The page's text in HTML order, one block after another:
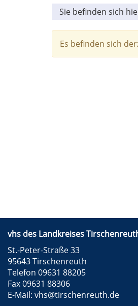
Sie befinden sich
Es befinden sich
vhs des Landkreises
St.-Peter-Straße 33
95643 Tirschenreuth
Telefon 09631 88205
Fax 09631 88306
E-Mail: vhs@tirschenreuth.de